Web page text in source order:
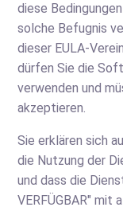
diese
solche Befugnis
dieser EULA-
dürfen Sie die
verwenden und
akzeptieren.
Sie erklären sich
die Nutzung der
und dass die
VERFÜGBAR" mit